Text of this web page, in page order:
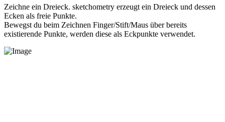
Zeichne ein Dreieck. sketchometry erzeugt ein Dreieck und dessen
Ecken als freie Punkte.
Bewegst du beim Zeichnen Finger/Stift/Maus über bereits
existierende Punkte, werden diese als Eckpunkte verwendet.